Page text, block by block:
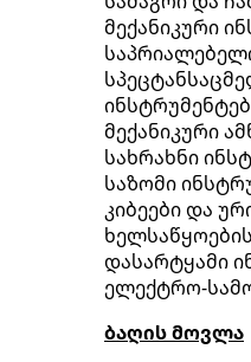
მექანიკური
მექანიკური
სახრახნი
საზომი
კიბეები და
დასარტყამი
ელექტრო-
ბაღის მოვლა